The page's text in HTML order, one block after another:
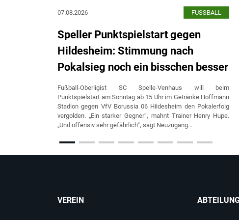
07.08.2026 FUSSBALL
Speller Punktspielstart gegen
Hildesheim: Stimmung nach
Pokalsieg noch ein bisschen besser
Fußball-Oberligist SC Spelle-Venhaus will beim
Punktspielstart am Sonntag ab 15 Uhr im Getränke Hoffmann
Stadion gegen VfV Borussia 06 Hildesheim den Pokalerfolg
vergolden. „Ein starker Gegner“, mahnt Trainer Henry Hupe.
„Und offensiv sehr gefährlich“, sagt Neuzugang...
VEREIN